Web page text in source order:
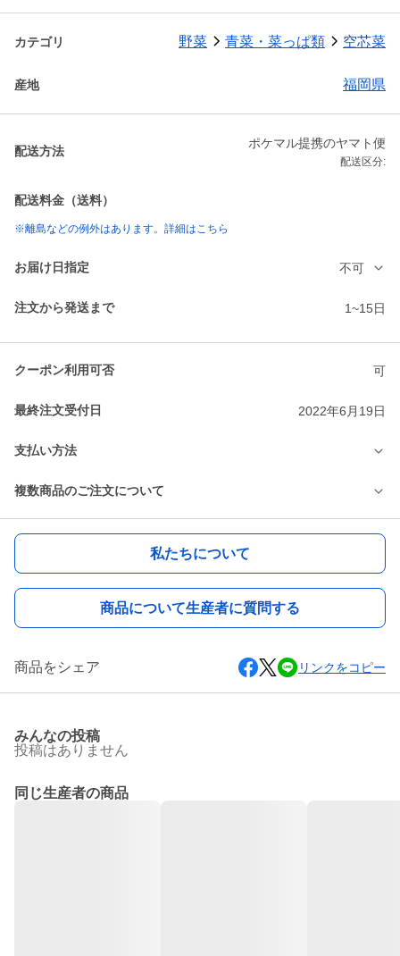
カテゴリ 野菜 青菜・菜っぱ類 空芯菜
産地 福岡県
配送方法
ポケマル提携のヤマト便
配送区分:
配送料金（送料）
※離島などの例外はあります。詳細はこちら
お届け日指定 不可
注文から発送まで 1~15日
クーポン利用可否 可
最終注文受付日 2022年6月19日
支払い方法
複数商品のご注文について
私たちについて
商品について生産者に質問する
商品をシェア リンクをコピー
みんなの投稿
投稿はありません
同じ生産者の商品